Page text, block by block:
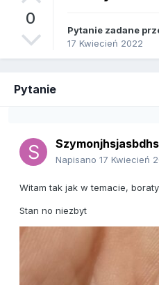
0
Pytanie zadane
17 Kwiecień 2022
Pytanie
Szymonjhsjasbdhs
Napisano 17 Kwiecień
Witam tak jak w temacie,
Stan no niezbyt